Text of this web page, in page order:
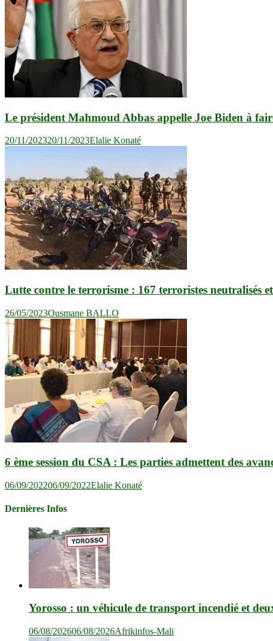
Le président Mahmoud Abbas appelle Joe Biden à
20/11/202320/11/2023Elalie Konaté
Lutte contre le terrorisme : 167 terroristes neutralisés
26/05/2023Ousmane BALLO
6 ème session du CSA : Les parties admettent des
06/09/202206/09/2022Elalie Konaté
Dernières Infos
Yorosso : un véhicule de transport incendié et
06/08/202606/08/2026Afrikinfos-Mali